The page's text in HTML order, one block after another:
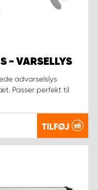
- VARSELLYS
advarselslys
Passer perfekt til
TILFØJ